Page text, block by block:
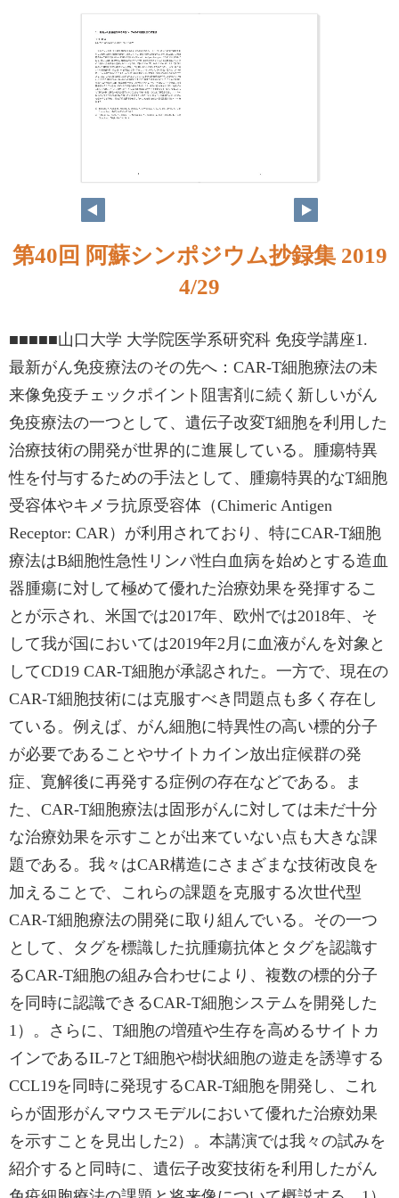
第40回 阿蘇シンポジウム抄録集 2019
4/29
■■■■■山口大学 大学院医学系研究科 免疫学講座1.
最新がん免疫療法のその先へ：CAR-T細胞療法の未
来像免疫チェックポイント阻害剤に続く新しいがん
免疫療法の一つとして、遺伝子改変T細胞を利用した
治療技術の開発が世界的に進展している。腫瘍特異
性を付与するための手法として、腫瘍特異的なT細胞
受容体やキメラ抗原受容体（Chimeric Antigen
Receptor: CAR）が利用されており、特にCAR-T細胞
療法はB細胞性急性リンパ性白血病を始めとする造血
器腫瘍に対して極めて優れた治療効果を発揮するこ
とが示され、米国では2017年、欧州では2018年、そ
して我が国においては2019年2月に血液がんを対象と
してCD19 CAR-T細胞が承認された。一方で、現在の
CAR-T細胞技術には克服すべき問題点も多く存在し
ている。例えば、がん細胞に特異性の高い標的分子
が必要であることやサイトカイン放出症候群の発
症、寛解後に再発する症例の存在などである。ま
た、CAR-T細胞療法は固形がんに対しては未だ十分
な治療効果を示すことが出来ていない点も大きな課
題である。我々はCAR構造にさまざまな技術改良を
加えることで、これらの課題を克服する次世代型
CAR-T細胞療法の開発に取り組んでいる。その一つ
として、タグを標識した抗腫瘍抗体とタグを認識す
るCAR-T細胞の組み合わせにより、複数の標的分子
を同時に認識できるCAR-T細胞システムを開発した
1）。さらに、T細胞の増殖や生存を高めるサイトカ
インであるIL-7とT細胞や樹状細胞の遊走を誘導する
CCL19を同時に発現するCAR-T細胞を開発し、これ
らが固形がんマウスモデルにおいて優れた治療効果
を示すことを見出した2）。本講演では我々の試みを
紹介すると同時に、遺伝子改変技術を利用したがん